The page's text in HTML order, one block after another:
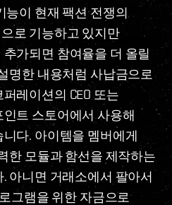
능이 현재 팩션 전쟁의
로 기능하고 있지만
가되면 참여율을 더 올릴
명한 내용처럼 사납금으로
레이션의 CEO 또는
트 스토어에서 사용해
다. 아이템을 멤버에게
한 모듈과 함선을 제작하는
아니면 거래소에서 팔아서
그램을 위한 자금으로